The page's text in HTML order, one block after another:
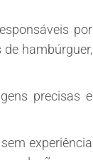
por
hambúrguer,
precisas e
experiência